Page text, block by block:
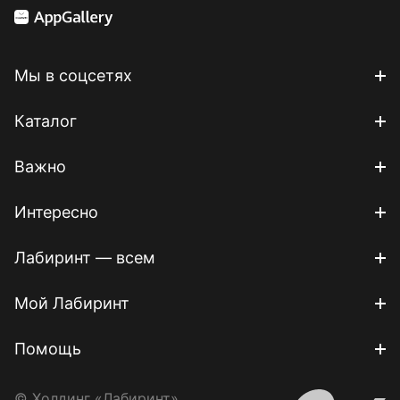
Мы в соцсетях
Каталог
Важно
Интересно
Лабиринт — всем
Мой Лабиринт
Помощь